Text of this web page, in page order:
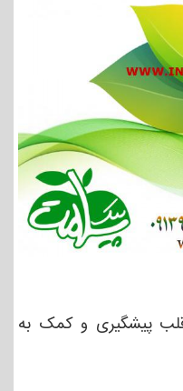
پیشگیری و کمک به